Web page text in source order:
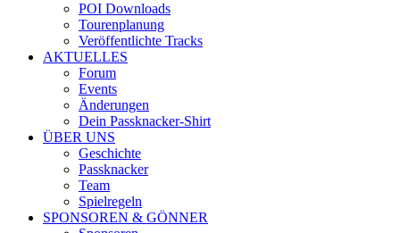
POI Downloads
Tourenplanung
Veröffentlichte Tracks
AKTUELLES
Forum
Events
Änderungen
Dein Passknacker-Shirt
ÜBER UNS
Geschichte
Passknacker
Team
Spielregeln
SPONSOREN & GÖNNER